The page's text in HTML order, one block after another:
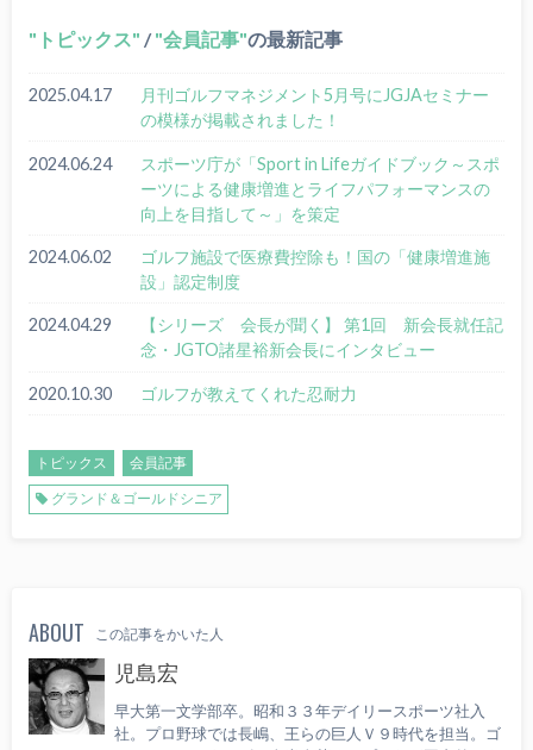
トピックス / 会員記事 の最新記事
2025.04.17
月刊ゴルフマネジメント5月号にJGJAセミナー
の模様が掲載されました！
2024.06.24
スポーツ庁が「Sport in Lifeガイドブック～スポ
ーツによる健康増進とライフパフォーマンスの
向上を目指して～」を策定
2024.06.02
ゴルフ施設で医療費控除も！国の「健康増進施
設」認定制度
2024.04.29
【シリーズ 会長が聞く】 第1回 新会長就任記
念・JGTO諸星裕新会長にインタビュー
2020.10.30 ゴルフが教えてくれた忍耐力
トピックス
会員記事
グランド＆ゴールドシニア
ABOUT この記事をかいた人
児島宏
早大第一文学部卒。昭和３３年デイリースポーツ社入
社。プロ野球では長嶋、王らの巨人Ｖ９時代を担当。ゴ